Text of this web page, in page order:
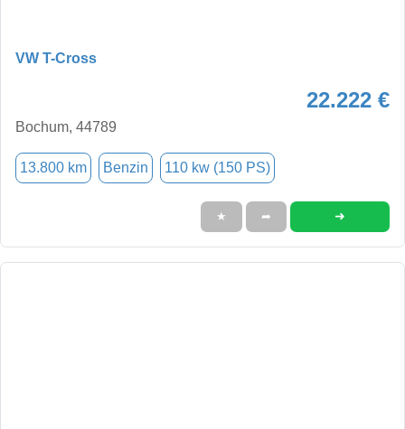
VW T-Cross
22.222 €
Bochum, 44789
13.800 km Benzin 110 kw (150 PS)
★ ➦ ➜